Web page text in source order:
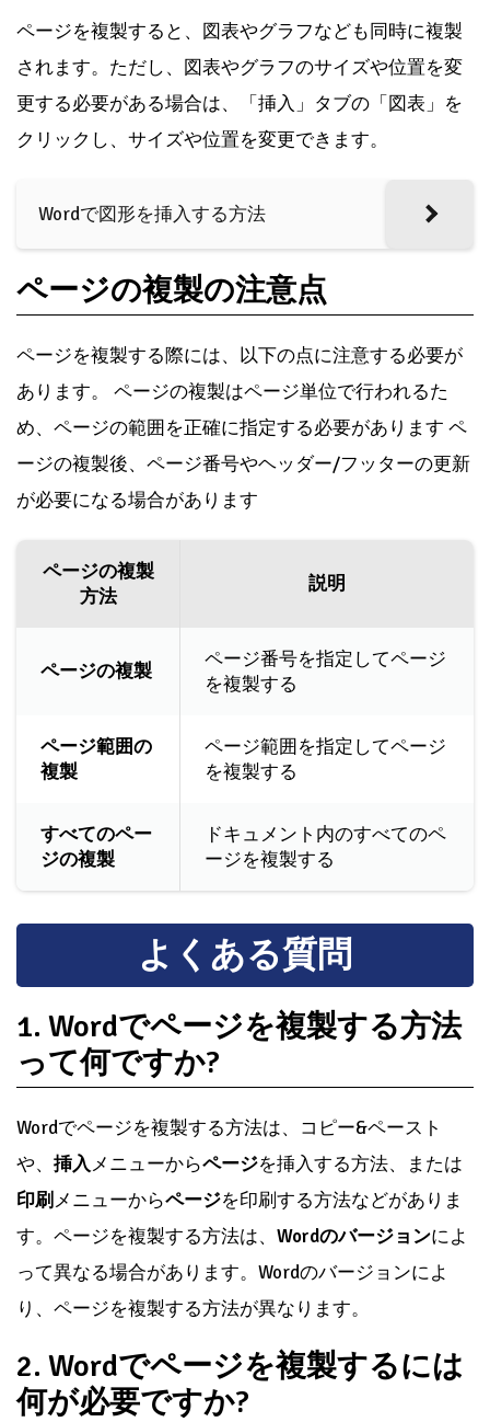
ページを複製すると、図表やグラフなども同時に複製
されます。ただし、図表やグラフのサイズや位置を変
更する必要がある場合は、「挿入」タブの「図表」を
クリックし、サイズや位置を変更できます。
Wordで図形を挿入する方法
ページの複製の注意点
ページを複製する際には、以下の点に注意する必要が
あります。 ページの複製はページ単位で行われるた
め、ページの範囲を正確に指定する必要があります ペ
ージの複製後、ページ番号やヘッダー/フッターの更新
が必要になる場合があります
ページの複製
方法
説明
ページの複製
ページ番号を指定してページ
を複製する
ページ範囲の
複製
ページ範囲を指定してページ
を複製する
すべてのペー
ジの複製
ドキュメント内のすべてのペ
ージを複製する
よくある質問
1. Wordでページを複製する方法
って何ですか?
Wordでページを複製する方法は、コピー&ペースト
や、 挿入メニューからページを挿入する方法、または
印刷 メニューからページを印刷する方法などがありま
す。ページを複製する方法は、 Wordのバージョンによ
って異なる場合があります。Wordのバージョンによ
り、ページを複製する方法が異なります。
2. Wordでページを複製するには
何が必要ですか?